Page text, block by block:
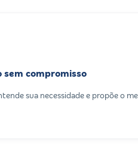
sem compromisso
sua necessidade e propõe o